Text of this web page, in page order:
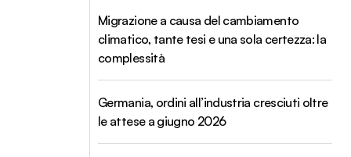
Migrazione a causa del cambiamento
climatico, tante tesi e una sola certezza: la
complessità
Germania, ordini all’industria cresciuti oltre
le attese a giugno 2026